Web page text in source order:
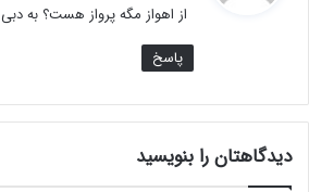
:
از اهواز مگه پرواز هست؟ به دبی
پاسخ
دیدگاهتان را بنویسید